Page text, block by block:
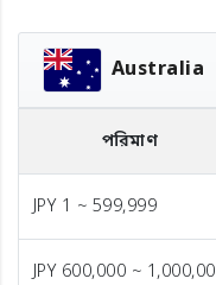
Australia
পরিমাণ
JPY 1 ~ 599,999
JPY 600,000 ~